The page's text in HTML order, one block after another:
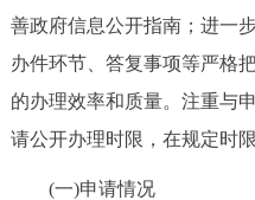
善政府信息公开指南；进一
办件环节、答复事项等严格
的办理效率和质量。注重与
请公开办理时限，在规定时
(一)申请情况